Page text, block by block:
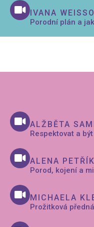
IVANA
Porodní plán a
ALŽBĚTA
Respektovat a
ALENA
Porod, kojení a
MICHAELA
Prožitková